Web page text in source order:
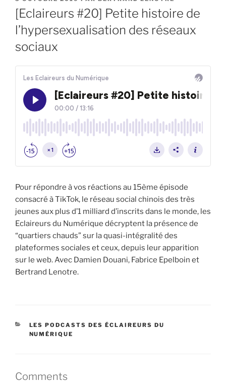
LE
[Eclaireurs #20] Petite histoire de
l’hypersexualisation des réseaux
sociaux
Pour répondre à vos réactions au 15ème épisode
consacré à TikTok, le réseau social chinois des très
jeunes aux plus d’1 milliard d’inscrits dans le monde, les
Eclaireurs du Numérique décryptent la présence de
“quartiers chauds” sur la quasi-intégralité des
plateformes sociales et ceux, depuis leur apparition
sur le web. Avec Damien Douani, Fabrice Epelboin et
Bertrand Lenotre.
CATÉGORIES
LES PODCASTS DES ÉCLAIREURS DU
NUMÉRIQUE
Comments